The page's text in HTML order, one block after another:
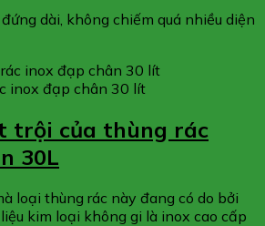
dài, không chiếm quá nhiều diện
inox đạp chân 30 lít
trội của thùng rác
30L
loại thùng rác này đang có do bởi
kim loại không gi là inox cao cấp